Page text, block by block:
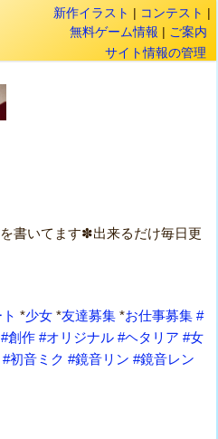
新作イラスト | コンテスト |
無料ゲーム情報 | ご案内
サイト情報の管理
書いてます✽出来るだけ毎日更
*少女 *友達募集 *お仕事募集 #
#創作 #オリジナル #ヘタリア #女
#初音ミク #鏡音リン #鏡音レン